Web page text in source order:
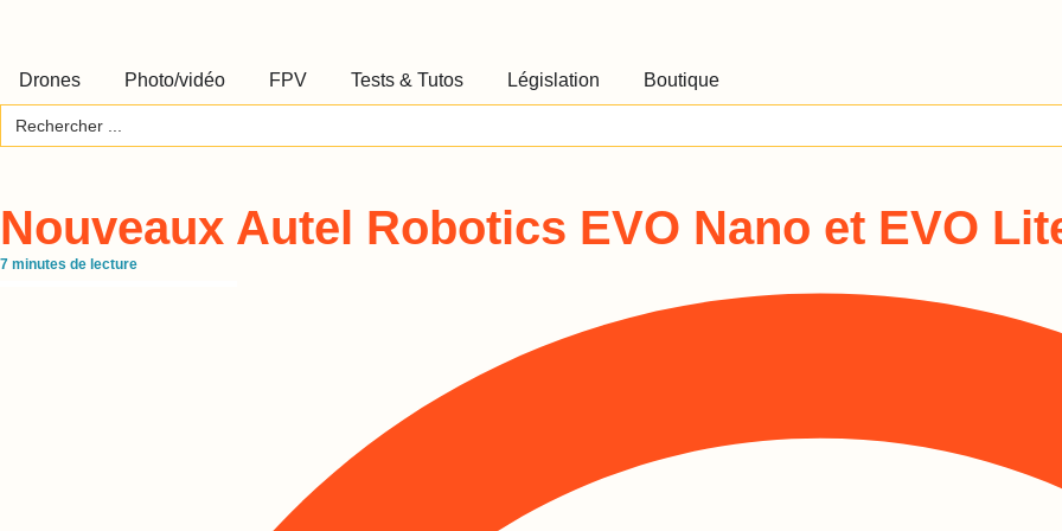
Drones Photo/vidéo FPV Tests & Tutos Législation
Boutique
Search
for:
Nouveaux Autel Robotics EVO Nano et EVO
7 minutes de lecture